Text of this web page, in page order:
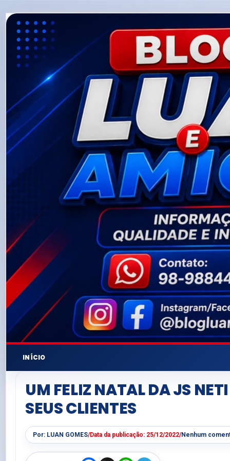
INÍCIO
UM FELIZ NATAL DA JS
SEUS CLIENTES
Por: LUAN GOMES/Data da publicação: 25/12/2022/Nenhum